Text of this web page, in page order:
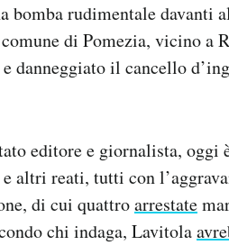
bomba rudimentale davanti
di Pomezia, vicino a
danneggiato il cancello
editore e giornalista,
altri reati, tutti con
di cui quattroarrestate
chi indaga, Lavitola